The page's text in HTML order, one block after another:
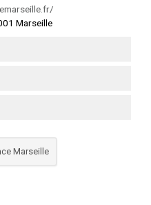
Marseille
Marseille